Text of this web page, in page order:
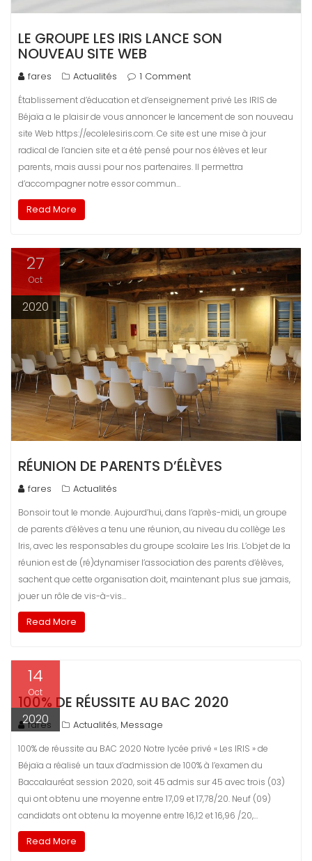
LE GROUPE LES IRIS LANCE SON
NOUVEAU SITE WEB
fares Actualités 1 Comment
Établissement d’éducation et d’enseignement privé Les IRIS de
Béjaïa a le plaisir de vous annoncer le lancement de son nouveau
site Web https://ecolelesiris.com. Ce site est une mise à jour
radical de l’ancien site et a été pensé pour nos élèves et leur
parents, mais aussi pour nos partenaires. Il permettra
d’accompagner notre essor commun…
Read More
27
Oct
2020
RÉUNION DE PARENTS D’ÉLÈVES
fares Actualités
Bonsoir tout le monde. Aujourd’hui, dans l’après-midi, un groupe
de parents d’élèves a tenu une réunion, au niveau du collège Les
Iris, avec les responsables du groupe scolaire Les Iris. L’objet de la
réunion est de (ré)dynamiser l’association des parents d’élèves,
sachent que cette organisation doit, maintenant plus sue jamais,
jouer un rôle de vis-à-vis…
Read More
14
Oct
2020
100% DE RÉUSSITE AU BAC 2020
fares Actualités, Message
100% de réussite au BAC 2020 Notre lycée privé « Les IRIS » de
Béjaïa a réalisé un taux d’admission de 100% à l’examen du
Baccalauréat session 2020, soit 45 admis sur 45 avec trois (03)
qui ont obtenu une moyenne entre 17,09 et 17,78/20. Neuf (09)
candidats ont obtenu la moyenne entre 16,12 et 16,96 /20,…
Read More